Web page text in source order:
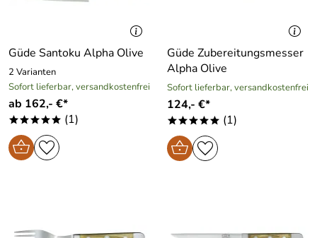
Güde Santoku Alpha Olive
2 Varianten
Sofort lieferbar, versandkostenfrei
ab 162,- €*
***** (1)
Güde Zubereitungsmesser
Alpha Olive
Sofort lieferbar, versandkostenfrei
124,- €*
***** (1)